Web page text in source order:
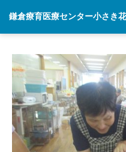
鎌倉療育医療センター小さき
2018年 7月 12日